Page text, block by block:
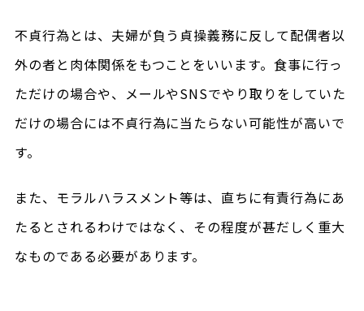
不貞行為とは、夫婦が負う貞操義務に反して配偶者以
外の者と肉体関係をもつことをいいます。食事に行っ
ただけの場合や、メールやSNSでやり取りをしていた
だけの場合には不貞行為に当たらない可能性が高いで
す。
また、モラルハラスメント等は、直ちに有責行為にあ
たるとされるわけではなく、その程度が甚だしく重大
なものである必要があります。